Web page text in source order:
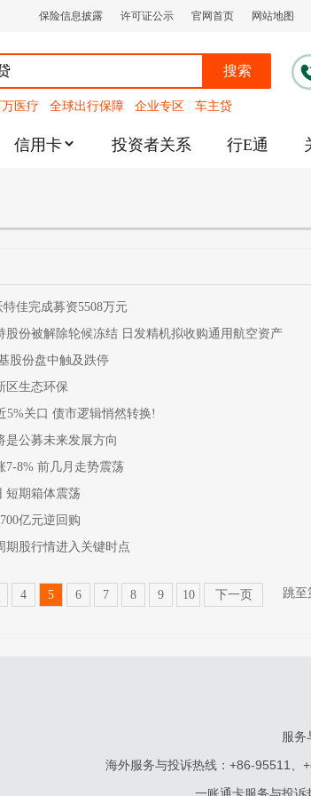
保险信息披露 许可证公示 官网首页 网站地图
搜索
医疗 全球出行保障 企业专区 车主贷
信用卡 投资者关系 行E通
佳完成募资5508万元
份被解除轮候冻结 日发精机拟收购通用航空资产
股份盘中触及跌停
区生态环保
5%关口 债市逻辑悄然转换!
是公募未来发展方向
7-8% 前几月走势震荡
短期箱体震荡
亿元逆回购
期股行情进入关键时点
4 5 6 7 8 9 10 下一页 跳至
服务
海外服务与投诉热线：+86-95511、